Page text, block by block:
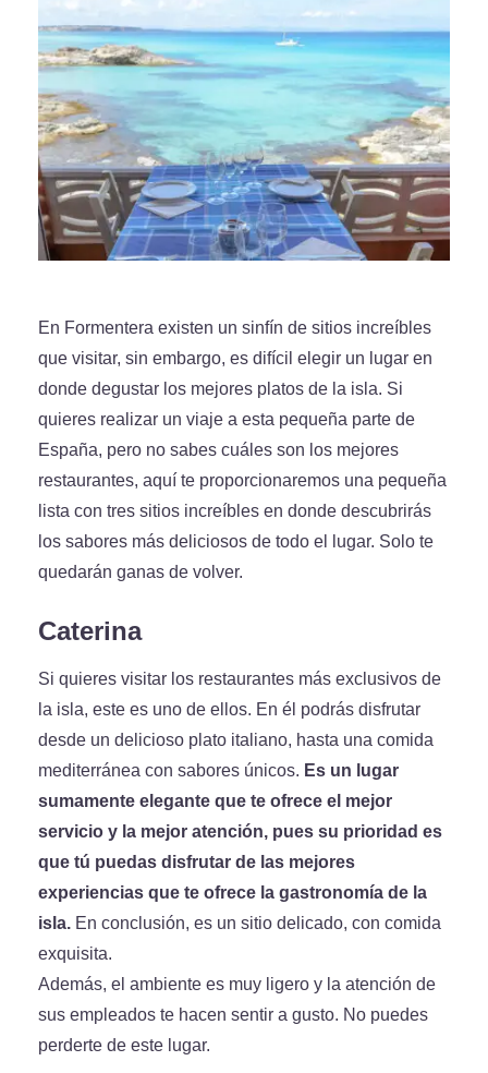
En Formentera existen un sinfín de sitios increíbles
que visitar, sin embargo, es difícil elegir un lugar en
donde degustar los mejores platos de la isla. Si
quieres realizar un viaje a esta pequeña parte de
España, pero no sabes cuáles son los mejores
restaurantes, aquí te proporcionaremos una pequeña
lista con tres sitios increíbles en donde descubrirás
los sabores más deliciosos de todo el lugar. Solo te
quedarán ganas de volver.
Caterina
Si quieres visitar los restaurantes más exclusivos de
la isla, este es uno de ellos. En él podrás disfrutar
desde un delicioso plato italiano, hasta una comida
mediterránea con sabores únicos. Es un lugar
sumamente elegante que te ofrece el mejor
servicio y la mejor atención, pues su prioridad es
que tú puedas disfrutar de las mejores
experiencias que te ofrece la gastronomía de la
isla. En conclusión, es un sitio delicado, con comida
exquisita.
Además, el ambiente es muy ligero y la atención de
sus empleados te hacen sentir a gusto. No puedes
perderte de este lugar.